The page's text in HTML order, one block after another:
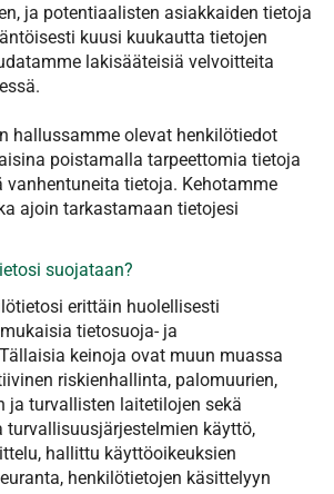
ja potentiaalisten asiakkaiden tietoja
kuusi kuukautta tietojen
lakisääteisiä velvoitteita
hallussamme olevat henkilötiedot
poistamalla tarpeettomia tietoja
tietoja. Kehotamme
ajoin tarkastamaan tietojesi
suojataan?
erittäin huolellisesti
tietosuoja- ja
keinoja ovat muun muassa
riskienhallinta, palomuurien,
ja turvallisten laitetilojen sekä
turvallisuusjärjestelmien käyttö,
hallittu käyttöoikeuksien
henkilötietojen käsittelyyn